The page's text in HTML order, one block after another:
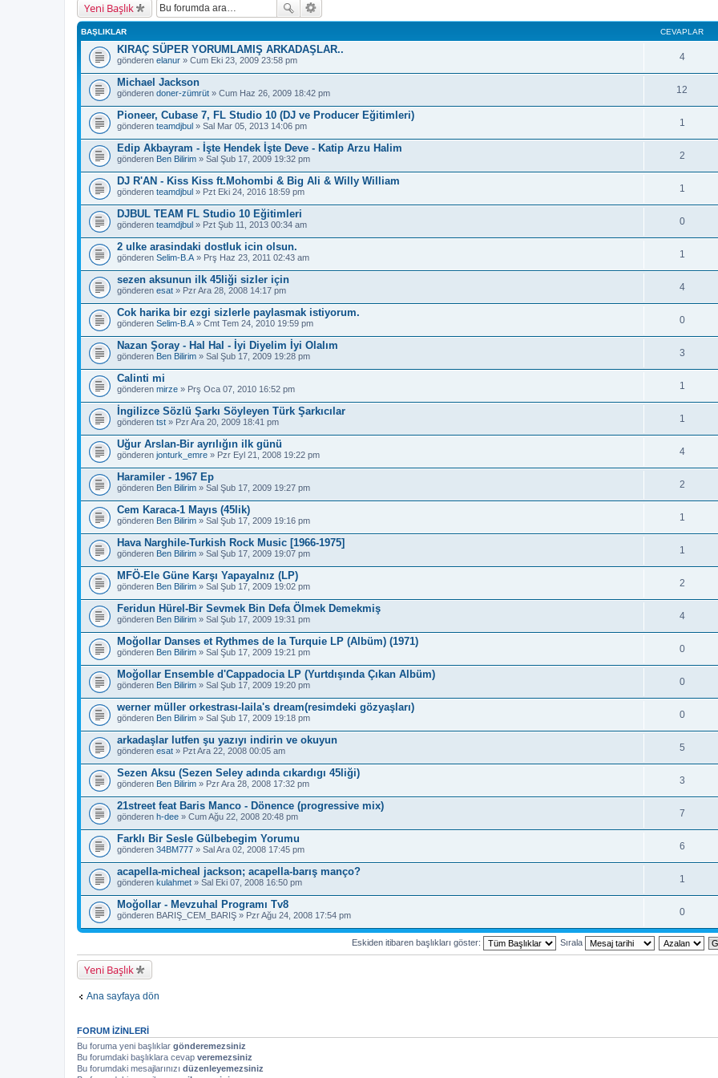
Yeni Başlık
BAŞLIKLAR CEVAPLAR
KIRAÇ SÜPER YORUMLAMIŞ ARKADAŞLAR..
gönderen elanur » Cum Eki 23, 2009 23:58 pm 4
Michael Jackson
gönderen doner-zümrüt » Cum Haz 26, 2009 18:42 pm 12
Pioneer, Cubase 7, FL Studio 10 (DJ ve Producer Eğitimleri)
gönderen teamdjbul » Sal Mar 05, 2013 14:06 pm 1
Edip Akbayram - İşte Hendek İşte Deve - Katip Arzu Halim
gönderen Ben Bilirim » Sal Şub 17, 2009 19:32 pm 2
DJ R'AN - Kiss Kiss ft.Mohombi & Big Ali & Willy William
gönderen teamdjbul » Pzt Eki 24, 2016 18:59 pm 1
DJBUL TEAM FL Studio 10 Eğitimleri
gönderen teamdjbul » Pzt Şub 11, 2013 00:34 am 0
2 ulke arasindaki dostluk icin olsun.
gönderen Selim-B.A » Prş Haz 23, 2011 02:43 am 1
sezen aksunun ilk 45liği sizler için
gönderen esat » Pzr Ara 28, 2008 14:17 pm 4
Cok harika bir ezgi sizlerle paylasmak istiyorum.
gönderen Selim-B.A » Cmt Tem 24, 2010 19:59 pm 0
Nazan Şoray - Hal Hal - İyi Diyelim İyi Olalım
gönderen Ben Bilirim » Sal Şub 17, 2009 19:28 pm 3
Calinti mi
gönderen mirze » Prş Oca 07, 2010 16:52 pm 1
İngilizce Sözlü Şarkı Söyleyen Türk Şarkıcılar
gönderen tst » Pzr Ara 20, 2009 18:41 pm 1
Uğur Arslan-Bir ayrılığın ilk günü
gönderen jonturk_emre » Pzr Eyl 21, 2008 19:22 pm 4
Haramiler - 1967 Ep
gönderen Ben Bilirim » Sal Şub 17, 2009 19:27 pm 2
Cem Karaca-1 Mayıs (45lik)
gönderen Ben Bilirim » Sal Şub 17, 2009 19:16 pm 1
Hava Narghile-Turkish Rock Music [1966-1975]
gönderen Ben Bilirim » Sal Şub 17, 2009 19:07 pm 1
MFÖ-Ele Güne Karşı Yapayalnız (LP)
gönderen Ben Bilirim » Sal Şub 17, 2009 19:02 pm 2
Feridun Hürel-Bir Sevmek Bin Defa Ölmek Demekmiş
gönderen Ben Bilirim » Sal Şub 17, 2009 19:31 pm 4
Moğollar Danses et Rythmes de la Turquie LP (Albüm) (1971)
gönderen Ben Bilirim » Sal Şub 17, 2009 19:21 pm 0
Moğollar Ensemble d'Cappadocia LP (Yurtdışında Çıkan Albüm)
gönderen Ben Bilirim » Sal Şub 17, 2009 19:20 pm 0
werner müller orkestrası-laila's dream(resimdeki gözyaşları)
gönderen Ben Bilirim » Sal Şub 17, 2009 19:18 pm 0
arkadaşlar lutfen şu yazıyı indirin ve okuyun
gönderen esat » Pzt Ara 22, 2008 00:05 am 5
Sezen Aksu (Sezen Seley adında cıkardıgı 45liği)
gönderen Ben Bilirim » Pzr Ara 28, 2008 17:32 pm 3
21street feat Baris Manco - Dönence (progressive mix)
gönderen h-dee » Cum Ağu 22, 2008 20:48 pm 7
Farklı Bir Sesle Gülbebegim Yorumu
gönderen 34BM777 » Sal Ara 02, 2008 17:45 pm 6
acapella-micheal jackson; acapella-barış manço?
gönderen kulahmet » Sal Eki 07, 2008 16:50 pm 1
Moğollar - Mevzuhal Programı Tv8
gönderen BARIŞ_CEM_BARIŞ » Pzr Ağu 24, 2008 17:54 pm 0
Eskiden itibaren başlıkları göster: Sırala
Yeni Başlık
Ana sayfaya dön
FORUM IZINLERI
Bu foruma yeni başlıklar gönderemezsiniz
Bu forumdaki başlıklara cevap veremezsiniz
Bu forumdaki mesajlarınızı düzenleyemezsiniz